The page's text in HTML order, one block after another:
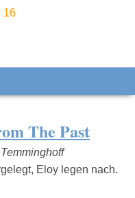
16
The Past
Eloy legen nach.